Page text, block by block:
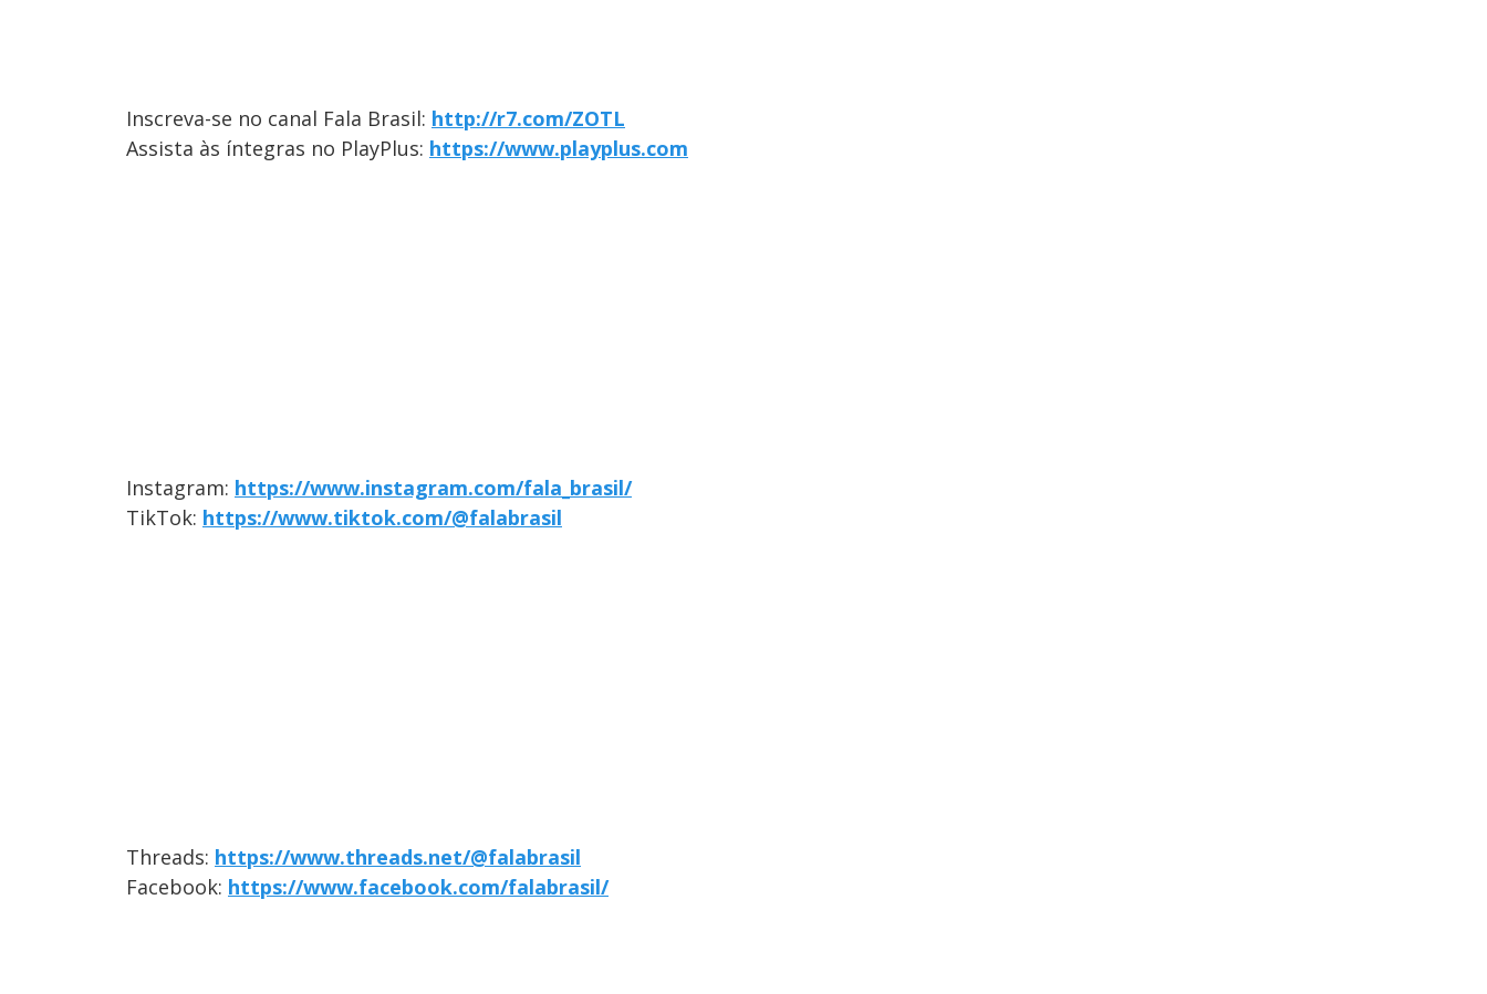
Inscreva-se no canal Fala Brasil: http://r7.com/ZOTL
Assista às íntegras no PlayPlus: https://www.playplus.com
Instagram: https://www.instagram.com/fala_brasil/
TikTok: https://www.tiktok.com/@falabrasil
Threads: https://www.threads.net/@falabrasil
Facebook: https://www.facebook.com/falabrasil/